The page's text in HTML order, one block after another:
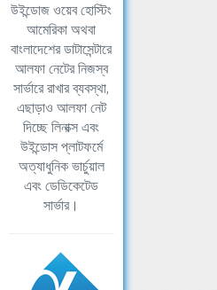
উইন্ডোজ ওয়েব হোস্টিং
আমেরিকা অথবা
বাংলাদেশের ডাটাসেন্টারে
আলফা নেটের নিজস্ব
সার্ভারে রাখার ব্যবস্থা,
এছাড়াও আলফা নেট
দিচ্ছে লিনাক্স এবং
উইন্ডোস প্লাটফর্মে
অত্যাধুনিক ভার্চুয়াল
এবং ডেডিকেটেড
সার্ভার।